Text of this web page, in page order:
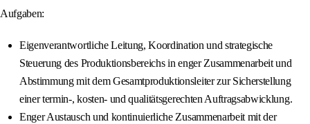
Aufgaben:
Eigenverantwortliche Leitung, Koordination und strategische
Steuerung des Produktionsbereichs in enger Zusammenarbeit und
Abstimmung mit dem Gesamtproduktionsleiter zur Sicherstellung
einer termin-, kosten- und qualitätsgerechten Auftragsabwicklung.
Enger Austausch und kontinuierliche Zusammenarbeit mit der